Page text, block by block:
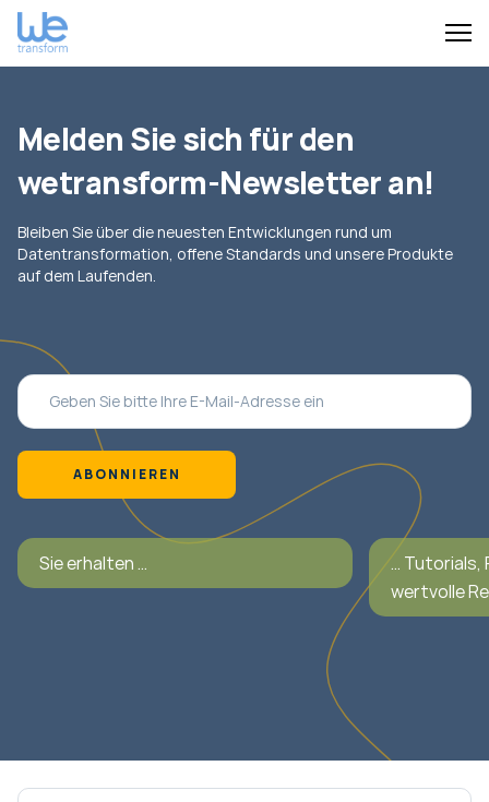
Melden Sie sich für den
wetransform-Newsletter an!
Bleiben Sie über die neuesten Entwicklungen rund um
Datentransformation, offene Standards und unsere Produkte
auf dem Laufenden.
ABONNIEREN
Sie erhalten …
… Tutorials,
wertvolle